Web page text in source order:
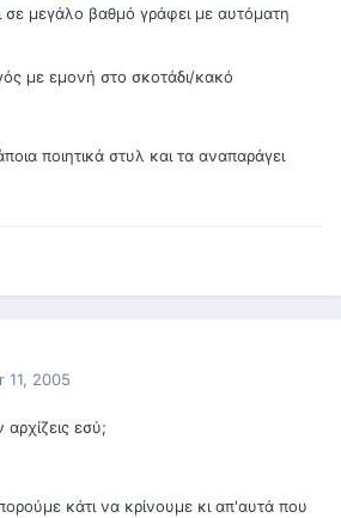
σε μεγάλο βαθμό γράφει με αυτόματη
με εμονή στο σκοτάδι/κακό
ποιητικά στυλ και τα αναπαράγει
11, 2005
αρχίζεις εσύ;
κάτι να κρίνουμε κι απ'αυτά που